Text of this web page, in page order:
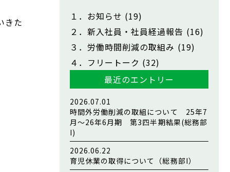
きた １．お知らせ (19)
２．新入社員・社員経過報告 (16)
３．労働時間削減の取組み (19)
４．フリートーク (32)
最近のエントリー
2026.07.01
時間外労働削減の取組について 25年7
月～26年6月期 第3四半期結果(総務部
I)
2026.06.22
育児休業の取得について（総務部I）